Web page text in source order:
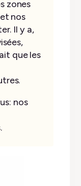
zones
nos
Il y a,
que les
nos